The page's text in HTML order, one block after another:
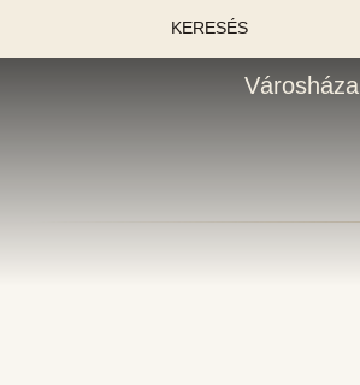
KERESÉS
Városháza